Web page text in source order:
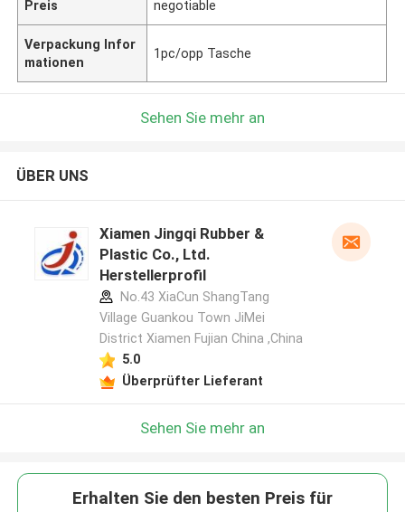
Preis negotiable
Verpackung Infor
mationen
1pc/opp Tasche
Sehen Sie mehr an
ÜBER UNS
Xiamen Jingqi Rubber &
Plastic Co., Ltd.
Herstellerprofil
No.43 XiaCun ShangTang
Village Guankou Town JiMei
District Xiamen Fujian China ,China
5.0
Überprüfter Lieferant
Sehen Sie mehr an
Erhalten Sie den besten Preis für